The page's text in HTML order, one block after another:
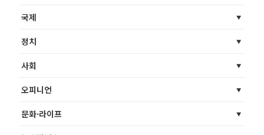
국제
정치
사회
오피니언
문화·라이프